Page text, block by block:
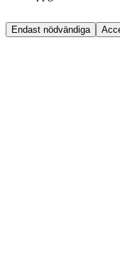
Endast nödvändiga